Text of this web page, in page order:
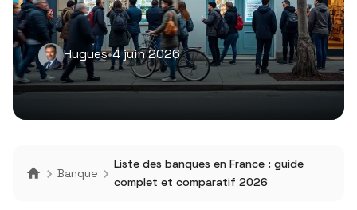
Hugues•4 juin 2026
Banque
Liste des banques en France : guide
complet et comparatif 2026